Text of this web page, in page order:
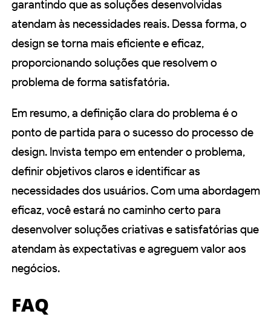
garantindo que as soluções desenvolvidas
atendam às necessidades reais. Dessa forma, o
design se torna mais eficiente e eficaz,
proporcionando soluções que resolvem o
problema de forma satisfatória.
Em resumo, a definição clara do problema é o
ponto de partida para o sucesso do processo de
design. Invista tempo em entender o problema,
definir objetivos claros e identificar as
necessidades dos usuários. Com uma abordagem
eficaz, você estará no caminho certo para
desenvolver soluções criativas e satisfatórias que
atendam às expectativas e agreguem valor aos
negócios.
FAQ